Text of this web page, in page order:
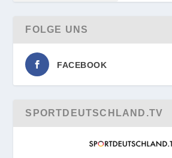
FOLGE UNS
FACEBOOK
SPORTDEUTSCHLAND.TV